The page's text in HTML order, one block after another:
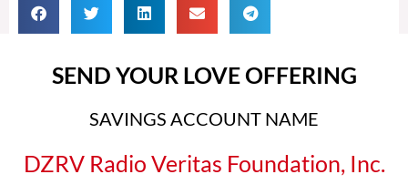
SEND YOUR LOVE OFFERING
SAVINGS ACCOUNT NAME
DZRV Radio Veritas Foundation, Inc.